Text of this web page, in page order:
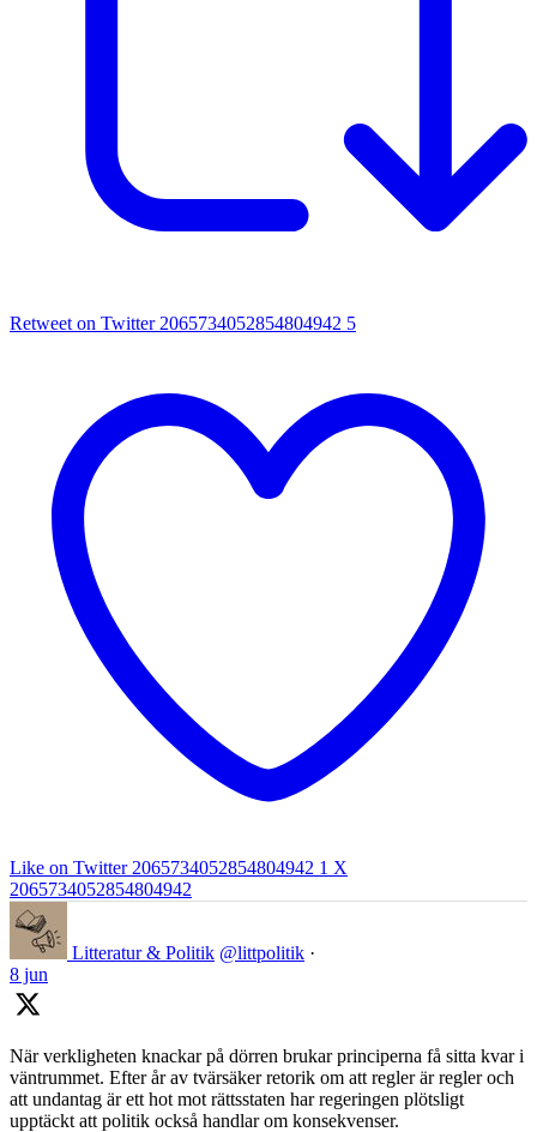
Retweet on Twitter 2065734052854804942 5
Like on Twitter 2065734052854804942 1 X
2065734052854804942
Litteratur & Politik @littpolitik ·
8 jun
När verkligheten knackar på dörren brukar principerna få sitta kvar i
väntrummet. Efter år av tvärsäker retorik om att regler är regler och
att undantag är ett hot mot rättsstaten har regeringen plötsligt
upptäckt att politik också handlar om konsekvenser.